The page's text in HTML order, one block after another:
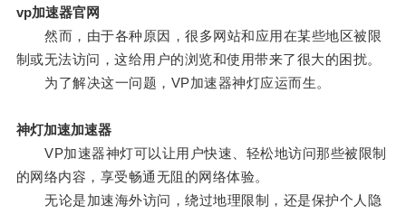
vp加速器官网
然而，由于各种原因，很多网站和应用在某些地区被限
制或无法访问，这给用户的浏览和使用带来了很大的困扰。
为了解决这一问题，VP加速器神灯应运而生。
神灯加速加速器
VP加速器神灯可以让用户快速、轻松地访问那些被限制
的网络内容，享受畅通无阻的网络体验。
无论是加速海外访问，绕过地理限制，还是保护个人隐